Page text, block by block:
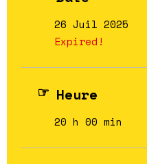
26 Juil 2025
Expired!
Heure
20 h 00 min